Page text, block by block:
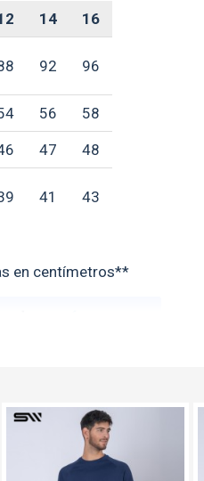
14 16
92 96
56 58
47 48
41 43
en centímetros**
TEXTTRANSPARENTE
TEXTTRANSPARENTE